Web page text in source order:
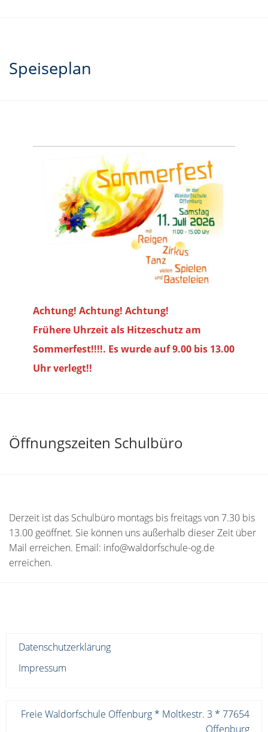
Speiseplan
Achtung! Achtung! Achtung!
Frühere Uhrzeit als Hitzeschutz am
Sommerfest!!!!. Es wurde auf 9.00 bis 13.00
Uhr verlegt!!
Öffnungszeiten Schulbüro
Derzeit ist das Schulbüro montags bis freitags von 7.30 bis
13.00 geöffnet. Sie können uns außerhalb dieser Zeit über
Mail erreichen. Email: info@waldorfschule-og.de
erreichen.
Datenschutzerklärung
Impressum
Freie Waldorfschule Offenburg * Moltkestr. 3 * 77654
Offenburg